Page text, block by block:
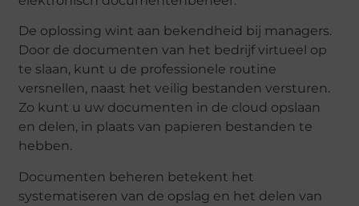
De oplossing wint aan bekendheid bij managers.
Door de documenten van het bedrijf virtueel op
te slaan, kunt u de professionele routine
versnellen, naast het veilig bestanden versturen.
Zo kunt u uw documenten in de cloud opslaan
en delen, in plaats van papieren bestanden te
hebben.
Documenten beheren betekent het
systematiseren van de opslag en het delen van